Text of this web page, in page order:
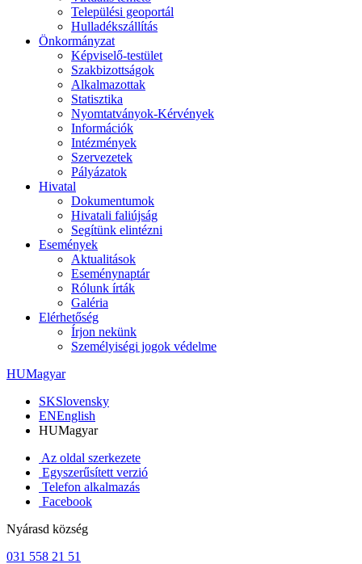
Települési geoportál
Hulladékszállítás
Önkormányzat
Képviselő-testület
Szakbizottságok
Alkalmazottak
Statisztika
Nyomtatványok-Kérvények
Információk
Intézmények
Szervezetek
Pályázatok
Hivatal
Dokumentumok
Hivatali faliújság
Segítünk elintézni
Események
Aktualitások
Eseménynaptár
Rólunk írták
Galéria
Elérhetőség
Írjon nekünk
Személyiségi jogok védelme
HUMagyar
SKSlovensky
ENEnglish
HUMagyar
Az oldal szerkezete
Egyszerűsített verzió
Telefon alkalmazás
Facebook
Nyárasd község
031 558 21 51